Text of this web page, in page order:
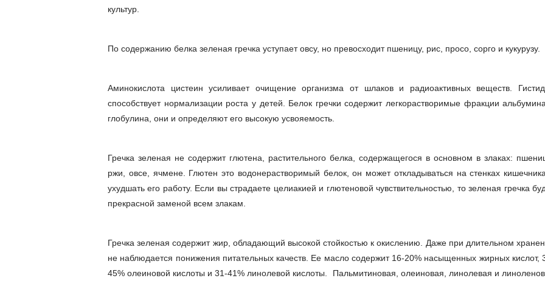
культур.
По содержанию белка зеленая гречка уступает овсу, но превосходит пшеницу, рис, просо, сорго и кукурузу.
Аминокислота цистеин усиливает очищение организма от шлаков и радиоактивных веществ.
способствует нормализации роста у детей. Белок гречки содержит легкорастворимые фракции
глобулина, они и определяют его высокую усвояемость.
Гречка зеленая не содержит глютена, растительного белка, содержащегося в основном в злаках:
ржи, овсе, ячмене. Глютен это водонерастворимый белок, он может откладываться на стенках
ухудшать его работу. Если вы страдаете целиакией и глютеновой чувствительностью, то зеленая гречка
прекрасной заменой всем злакам.
Гречка зеленая содержит жир, обладающий высокой стойкостью к окислению. Даже при длительном
не наблюдается понижения питательных качеств. Ее масло содержит 16-20% насыщенных жирных кислот,
45% олеиновой кислоты и 31-41% линолевой кислоты. Пальмитиновая, олеиновая, линолевая и